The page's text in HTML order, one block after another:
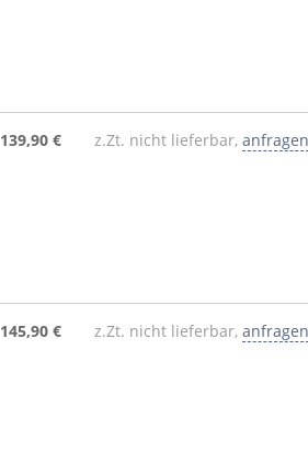
139,90 € z.Zt. nicht lieferbar, anfragen
145,90 € z.Zt. nicht lieferbar, anfragen